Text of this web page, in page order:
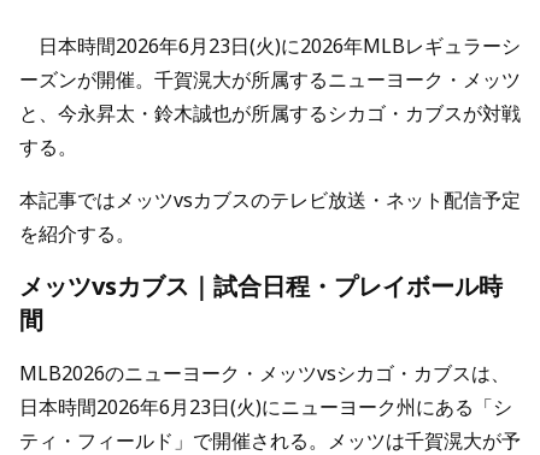
日本時間2026年6月23日(火)に2026年MLBレギュラーシ
ーズンが開催。千賀滉大が所属するニューヨーク・メッツ
と、今永昇太・鈴木誠也が所属するシカゴ・カブスが対戦
する。
本記事ではメッツvsカブスのテレビ放送・ネット配信予定
を紹介する。
メッツvsカブス｜試合日程・プレイボール時
間
MLB2026のニューヨーク・メッツvsシカゴ・カブスは、
日本時間2026年6月23日(火)にニューヨーク州にある「シ
ティ・フィールド」で開催される。メッツは千賀滉大が予